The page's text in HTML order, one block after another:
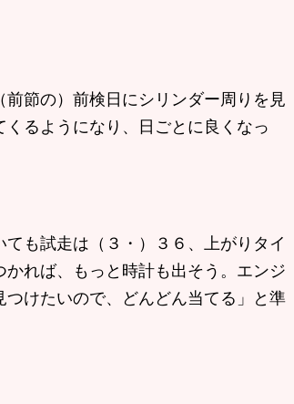
節の）前検日にシリンダー周りを見
るようになり、日ごとに良くなっ
も試走は（３・）３６、上がりタイ
れば、もっと時計も出そう。エンジ
けたいので、どんどん当てる」と準